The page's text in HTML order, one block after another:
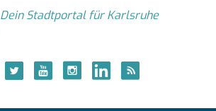
Dein Stadtportal für Karlsruhe